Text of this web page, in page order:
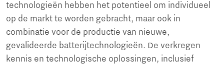
technologieën hebben het potentieel om individueel
op de markt te worden gebracht, maar ook in
combinatie voor de productie van nieuwe,
gevalideerde batterijtechnologieën. De verkregen
kennis en technologische oplossingen, inclusief